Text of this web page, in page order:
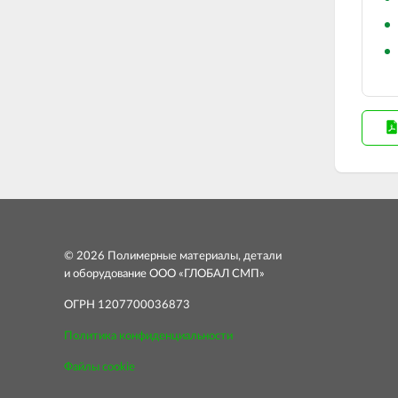
© 2026 Полимерные материалы, детали
и оборудование ООО «ГЛОБАЛ СМП»
ОГРН 1207700036873
Политика конфиденциальности
Файлы cookie